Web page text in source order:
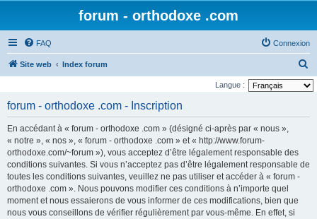
forum - orthodoxe .com
FAQ Connexion
Site web Index forum
e
Langue :
forum - orthodoxe .com - Inscription
En accédant à « forum - orthodoxe .com » (désigné ci-après par « nous »,
« notre », « nos », « forum - orthodoxe .com » et « http://www.forum-
orthodoxe.com/~forum »), vous acceptez d’être légalement responsable des
conditions suivantes. Si vous n’acceptez pas d’être légalement responsable de
toutes les conditions suivantes, veuillez ne pas utiliser et accéder à « forum -
orthodoxe .com ». Nous pouvons modifier ces conditions à n’importe quel
moment et nous essaierons de vous informer de ces modifications, bien que
nous vous conseillons de vérifier régulièrement par vous-même. En effet, si